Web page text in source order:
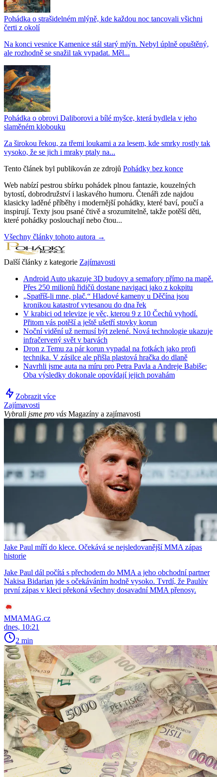
Pohádka o strašidelném mlýně, kde každou noc tancovali všichni
čerti z okolí
Na konci vesnice Kamenice stál starý mlýn. Nebyl úplně opuštěný,
ale rozhodně se snažil tak vypadat. Měl...
Pohádka o obrovi Daliborovi a bílé myšce, která bydlela v jeho
slaměném klobouku
Za širokou řekou, za třemi loukami a za lesem, kde smrky rostly tak
vysoko, že se jich i mraky ptaly na...
Tento článek byl publikován ze zdrojů Pohádky bez konce
Web nabízí pestrou sbírku pohádek plnou fantazie, kouzelných
bytostí, dobrodružství i laskavého humoru. Čtenáři zde najdou
klasicky laděné příběhy i modernější pohádky, které baví, poučí a
inspirují. Texty jsou psané čtivě a srozumitelně, takže potěší děti,
které pohádky poslouchají nebo čtou...
Všechny články tohoto autora →
Další články z kategorie Zajímavosti
Android Auto ukazuje 3D budovy a semafory přímo na mapě.
Přes 250 milionů řidičů dostane navigaci jako z kokpitu
„Spatříš-li mne, plač.“ Hladové kameny u Děčína jsou
kronikou katastrof vytesanou do dna řek
V krabici od televize je věc, kterou 9 z 10 Čechů vyhodí.
Přitom vás potěší a ještě ušetří stovky korun
Noční vidění už nemusí být zelené. Nová technologie ukazuje
infračervený svět v barvách
Dron z Temu za pár korun vypadal na fotkách jako profi
technika. V zásilce ale přišla plastová hračka do dlaně
Navrhli jsme auta na míru pro Petra Pavla a Andreje Babiše:
Oba výsledky dokonale opovídají jejich povahám
Zobrazit více
Zajímavosti
Vybrali jsme pro vás Magazíny a zajímavosti
Jake Paul míří do klece. Očekává se nejsledovanější MMA zápas
historie
Jake Paul dál počítá s přechodem do MMA a jeho obchodní partner
Nakisa Bidarian jde s očekáváním hodně vysoko. Tvrdí, že Paulův
první zápas v kleci překoná všechny dosavadní MMA přenosy.
MMAMAG.cz
dnes, 10:21
2 min